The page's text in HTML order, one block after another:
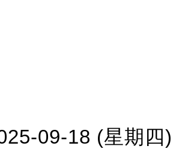
09-18 (星期四)